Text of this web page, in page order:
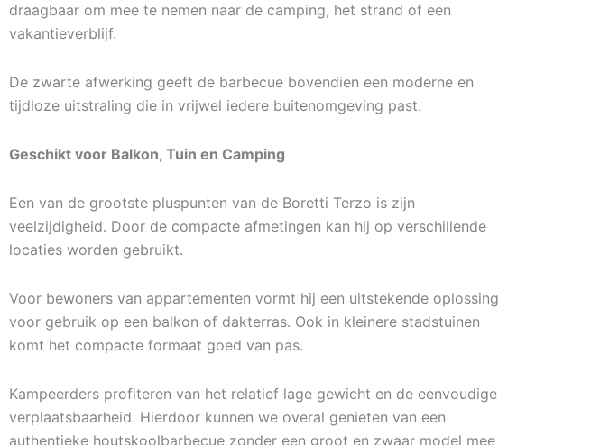
draagbaar om mee te nemen naar de camping, het strand of een
vakantieverblijf.
De zwarte afwerking geeft de barbecue bovendien een moderne en
tijdloze uitstraling die in vrijwel iedere buitenomgeving past.
Geschikt voor Balkon, Tuin en Camping
Een van de grootste pluspunten van de Boretti Terzo is zijn
veelzijdigheid. Door de compacte afmetingen kan hij op verschillende
locaties worden gebruikt.
Voor bewoners van appartementen vormt hij een uitstekende oplossing
voor gebruik op een balkon of dakterras. Ook in kleinere stadstuinen
komt het compacte formaat goed van pas.
Kampeerders profiteren van het relatief lage gewicht en de eenvoudige
verplaatsbaarheid. Hierdoor kunnen we overal genieten van een
authentieke houtskoolbarbecue zonder een groot en zwaar model mee